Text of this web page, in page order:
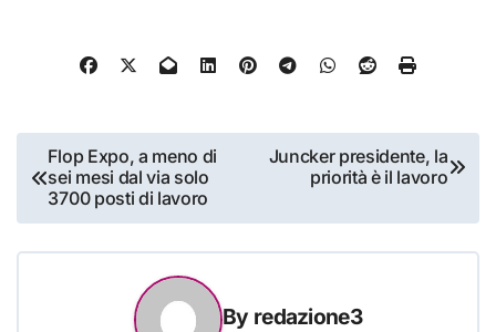
Navigazione
articoli
Flop Expo, a meno di
sei mesi dal via solo
3700 posti di lavoro
Juncker presidente, la
priorità è il lavoro
By redazione3